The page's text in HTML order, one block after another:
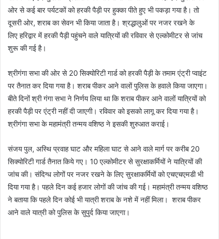
ओर से कई बार पर्यटकों को हरकी पैड़ी पर हुक्का पीते हुए भी पकड़ा गया है। तो
दूसरी ओर, शराब का सेवन भी किया जाता है। श्रद्धालुओं पर नजर रखने के
लिए हरिद्वार में हरकी पैड़ी पहुंचने वाले यात्रियों की रविवार से एल्कोमीटर से जांच
शुरू की गई है।
श्रीगंगा सभा की ओर से 20 सिक्योरिटी गार्ड को हरकी पैड़ी के तमाम एंट्री प्वाइंट
पर तैनात कर दिया गया है। शराब पीकर आने वालों पुलिस के हवाले किया जाएगा।
बीते दिनों श्री गंगा सभा ने निर्णय लिया था कि शराब पीकर आने वालों यात्रियों को
हरकी पैड़ी पर एंट्री नहीं दी जाएगी। रविवार को इसको लागू कर दिया गया है।
श्रीगंगा सभा के महामंत्री तन्मय वशिष्ठ ने इसकी शुरुआत कराई।
संजय पुल, अस्थि प्रवाह घाट और महिला घाट से आने वाले मार्ग पर करीब 20
सिक्योरिटी गार्ड तैनात किये गए। 10 एल्कोमीटर से सुरक्षाकर्मियों ने यात्रियों की
जांच की। संदिग्ध लोगों पर नजर रखने के लिए सुरक्षाकर्मियों को एचएचएमडी भी
दिया गया है। पहले दिन कई हजार लोगों की जांच की गई। महामंत्री तन्मय वशिष्ठ
ने बताया कि पहले दिन कोई भी यात्री शराब के नशे में नहीं मिला। शराब पीकर
आने वाले यात्री को पुलिस के सुपुर्द किया जाएगा।